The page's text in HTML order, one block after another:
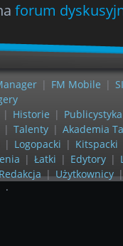
forum
| FM Mobile |
| Historie | Publicystyka
| Talenty | Akademia
| Logopacki | Kitspacki
| Łatki | Edytory |
| Użytkownicy |
.